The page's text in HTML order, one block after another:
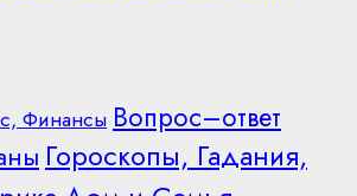
Финансы Вопрос–ответ
Гороскопы, Гадания,